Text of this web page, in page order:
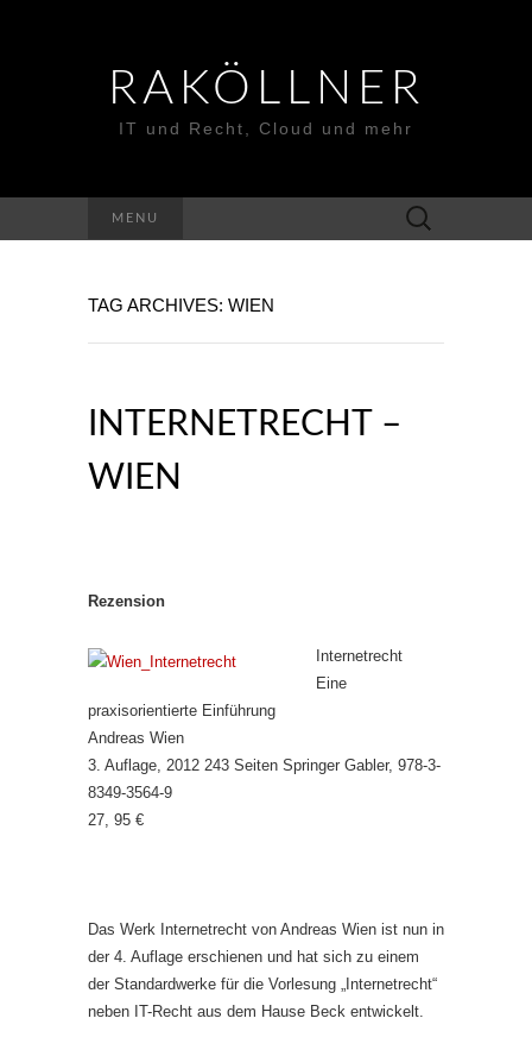
RAKÖLLNER
IT und Recht, Cloud und mehr
MENU
Suchen
nach:
TAG ARCHIVES: WIEN
INTERNETRECHT –
WIEN
Rezension
Internetrecht
Eine
praxisorientierte Einführung
Andreas Wien
3. Auflage, 2012 243 Seiten Springer Gabler, 978-3-
8349-3564-9
27, 95 €
Das Werk Internetrecht von Andreas Wien ist nun in
der 4. Auflage erschienen und hat sich zu einem
der Standardwerke für die Vorlesung „Internetrecht“
neben IT-Recht aus dem Hause Beck entwickelt.